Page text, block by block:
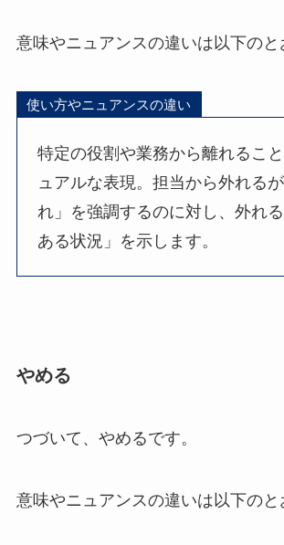
意味やニュアンスの違いは以下のと
使い方やニュアンスの違い
特定の役割や業務から離れるこ
ュアルな表現。担当から外れる
れ」を強調するのに対し、外れ
ある状況」を示します。
やめる
つづいて、やめるです。
意味やニュアンスの違いは以下のと